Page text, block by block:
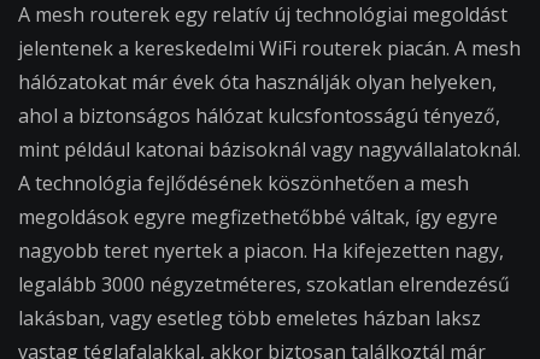
A mesh routerek egy relatív új technológiai megoldást
jelentenek a kereskedelmi WiFi routerek piacán. A mesh
hálózatokat már évek óta használják olyan helyeken,
ahol a biztonságos hálózat kulcsfontosságú tényező,
mint például katonai bázisoknál vagy nagyvállalatoknál.
A technológia fejlődésének köszönhetően a mesh
megoldások egyre megfizethetőbbé váltak, így egyre
nagyobb teret nyertek a piacon. Ha kifejezetten nagy,
legalább 3000 négyzetméteres, szokatlan elrendezésű
lakásban, vagy esetleg több emeletes házban laksz
vastag téglafalakkal, akkor biztosan találkoztál már